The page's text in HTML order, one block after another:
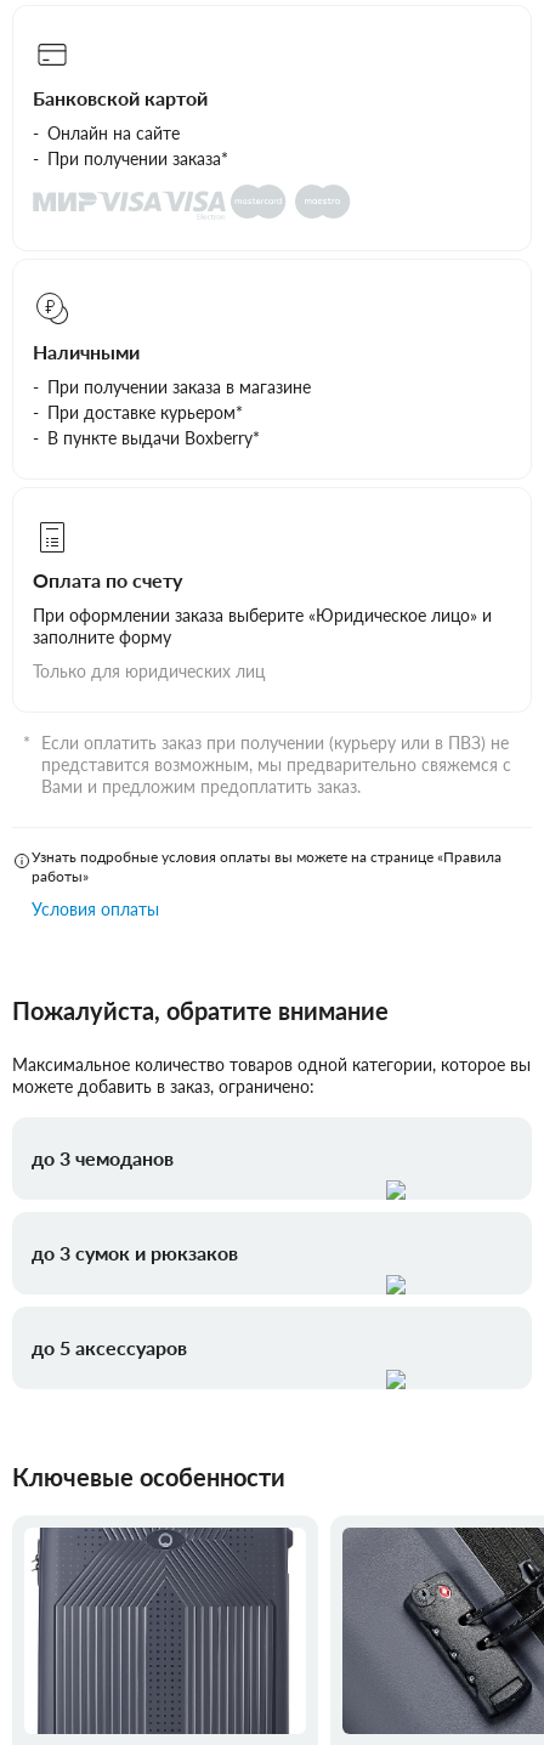
Банковской картой
Онлайн на сайте
При получении заказа*
Наличными
При получении заказа в магазине
При доставке курьером*
В пункте выдачи Boxberry*
Оплата по счету
При оформлении заказа выберите «Юридическое лицо» и
заполните форму
Только для юридических лиц
Если оплатить заказ при получении (курьеру или в ПВЗ) не
представится возможным, мы предварительно свяжемся с
Вами и предложим предоплатить заказ.
Узнать подробные условия оплаты вы можете на странице «Правила
работы»
Условия оплаты
Пожалуйста, обратите внимание
Максимальное количество товаров одной категории, которое вы
можете добавить в заказ, ограничено:
до 3 чемоданов
до 3 сумок и рюкзаков
до 5 аксессуаров
Ключевые особенности